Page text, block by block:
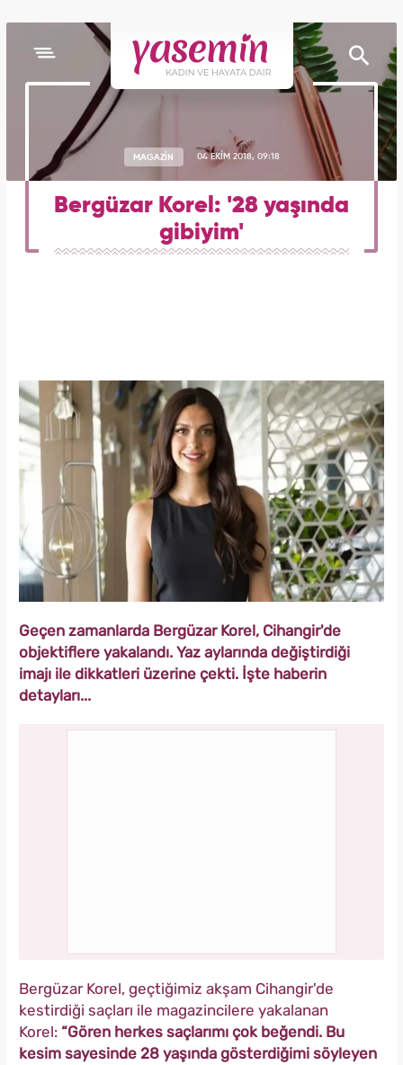
MAGAZİN 04 EKİM 2018, 09:18
Bergüzar Korel: '28 yaşında
gibiyim'
Geçen zamanlarda Bergüzar Korel, Cihangir'de
objektiflere yakalandı. Yaz aylarında değiştirdiği
imajı ile dikkatleri üzerine çekti. İşte haberin
detayları...
Bergüzar Korel, geçtiğimiz akşam Cihangir'de
kestirdiği saçları ile magazincilere yakalanan
Korel: “Gören herkes saçlarımı çok beğendi. Bu
kesim sayesinde 28 yaşında gösterdiğimi söyleyen